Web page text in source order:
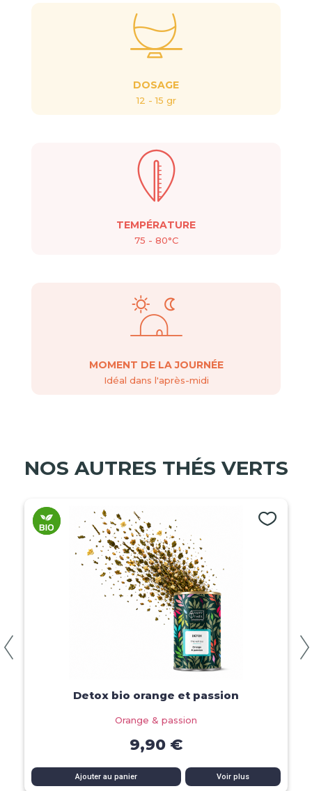
DOSAGE
12 - 15 gr
TEMPÉRATURE
75 - 80°C
MOMENT DE LA JOURNÉE
Idéal dans l'après-midi
NOS AUTRES THÉS VERTS
Aperçu rapide
Detox bio orange et passion
Orange & passion
9,90 €
Ajouter au panier Voir plus